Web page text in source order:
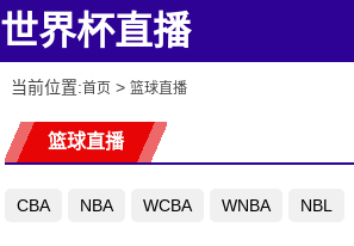
世界杯直播
当前位置:首页> 篮球直播
篮球直播
CBA NBA WCBA WNBA NBL